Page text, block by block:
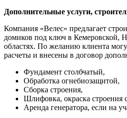
Дополнительные услуги,
Компания «Велес» предлагает
домиков под ключ в Кемеровской,
областях. По желанию клиента
расчеты и внесены в договор
Фундамент столбчатый,
Обработка огнебиозащитой,
Сборка строения,
Шлифовка, окраска строения
Аренда генератора, если на